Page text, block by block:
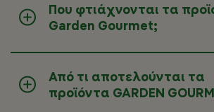
Που φτιάχνονται τα
Garden Gourmet;
Από τι αποτελούνται τα
προϊόντα GARDEN